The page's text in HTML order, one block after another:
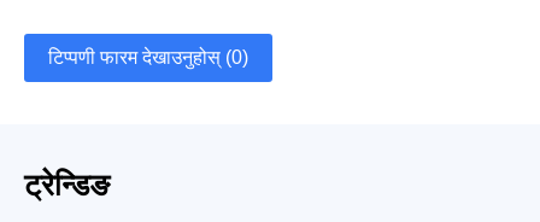
टिप्पणी फारम देखाउनुहोस् (0)
ट्रेन्डिङ